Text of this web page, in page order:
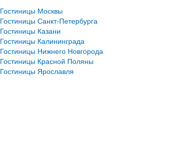
Гостиницы Москвы
Гостиницы Санкт-Петербурга
Гостиницы Казани
Гостиницы Калининграда
Гостиницы Нижнего Новгорода
Гостиницы Красной Поляны
Гостиницы Ярославля